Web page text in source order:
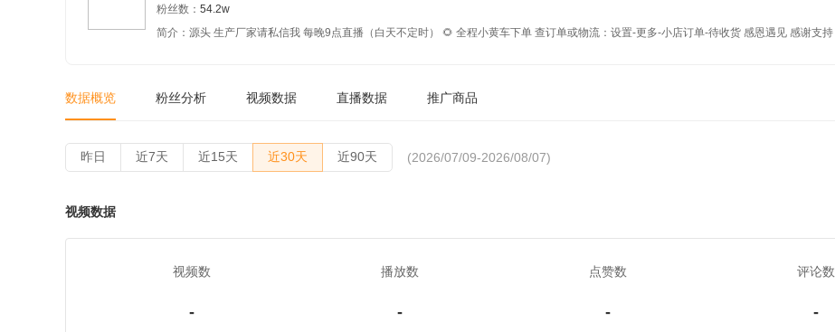
粉丝数： 54.2w
简介：源头 生产厂家请私信我 每晚9点直播（白天不定时） 🌻 全程小黄车下单 查订单或物流：设置-更多-小店订单-待收货 感恩遇见 感谢支持
数据概览 粉丝分析 视频数据 直播数据 推广商品
昨日 近7天 近15天 近30天 近90天 (2026/07/09-2026/08/07)
视频数据
视频数
-
播放数
-
点赞数
-
评论数
-